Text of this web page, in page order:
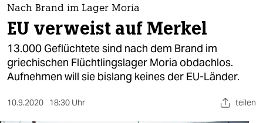
themen
politik
öko
Nach Brand im Lager Moria
EU verweist auf Merkel
13.000 Geflüchtete sind nach dem Brand im
griechischen Flüchtlingslager Moria obdachlos.
Aufnehmen will sie bislang keines der EU-Länder.
10.9.2020 18:30 Uhr teilen